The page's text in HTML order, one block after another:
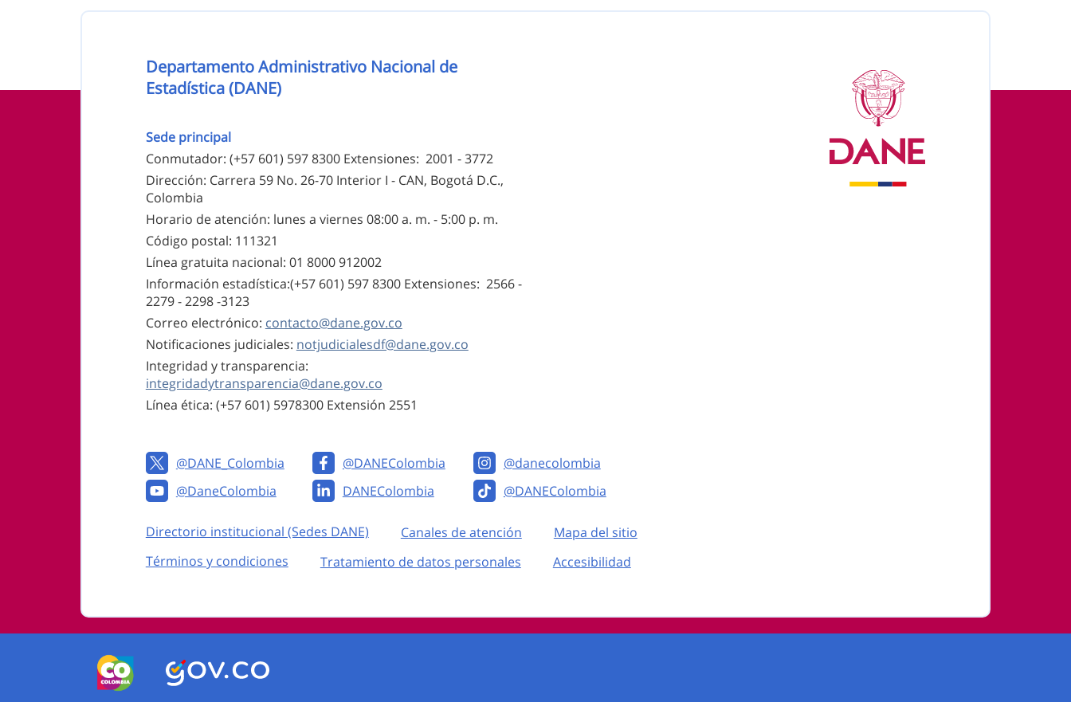
Información de pie de página
Nombre de la entidad
Departamento Administrativo Nacional de
Estadística (DANE)
Sede principal
Conmutador: (+57 601) 597 8300 Extensiones: 2001 - 3772
Dirección: Carrera 59 No. 26-70 Interior I - CAN, Bogotá D.C.,
Colombia
Horario de atención: lunes a viernes 08:00 a. m. - 5:00 p. m.
Código postal: 111321
Línea gratuita nacional: 01 8000 912002
Información estadística:(+57 601) 597 8300 Extensiones: 2566 -
2279 - 2298 -3123
Correo electrónico: contacto@dane.gov.co
Notificaciones judiciales: notjudicialesdf@dane.gov.co
Integridad y transparencia:
integridadytransparencia@dane.gov.co
Línea ética: (+57 601) 5978300 Extensión 2551
@DANE_Colombia @DANEColombia
@danecolombia
@DaneColombia
DANEColombia @DANEColombia
Enlaces institucionales
Directorio institucional (Sedes DANE) Canales de atención Mapa del sitio
Enlaces del sitio
Términos y condiciones Tratamiento de datos personales Accesibilidad
Logos del Gobierno de Colombia
Logo marca Colombia Logo Gobierno de Colombia